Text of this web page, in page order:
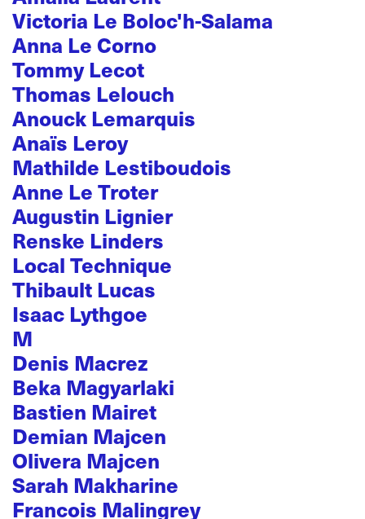
Victoria Le Boloc'h-Salama
Anna Le Corno
Tommy Lecot
Thomas Lelouch
Anouck Lemarquis
Anaïs Leroy
Mathilde Lestiboudois
Anne Le Troter
Augustin Lignier
Renske Linders
Local Technique
Thibault Lucas
Isaac Lythgoe
M
Denis Macrez
Beka Magyarlaki
Bastien Mairet
Demian Majcen
Olivera Majcen
Sarah Makharine
Francois Malingrey